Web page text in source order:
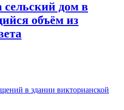
сельский дом в
объём из
в здании викторианской